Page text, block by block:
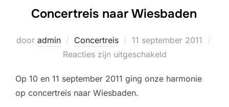
Concertreis naar Wiesbaden
door admin Concertreis
Geplaatst
op
11 september 2011
Reacties zijn uitgeschakeld
Op 10 en 11 september 2011 ging onze harmonie
op concertreis naar Wiesbaden.